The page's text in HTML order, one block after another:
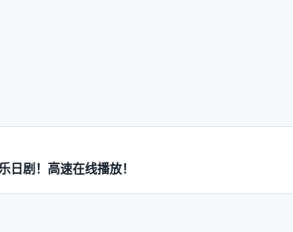
剧！高速在线播放！